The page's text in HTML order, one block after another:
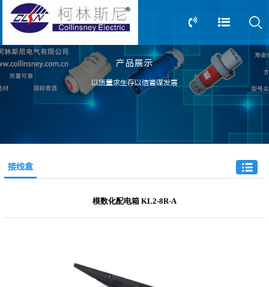
产品展示
以质量求生存以信誉谋发展
13805239166
0517-83612898
接线盒
模数化配电箱 KL2-8R-A